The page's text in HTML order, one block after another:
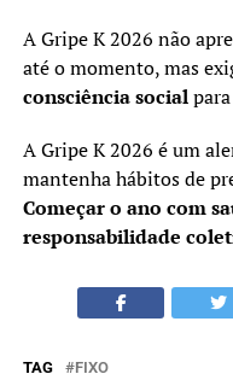
A Gripe K 2026 não
até o momento, mas
consciência socialpara
A Gripe K 2026 é um
mantenha hábitos de
Começar o ano com
responsabilidade
TAG FIXO